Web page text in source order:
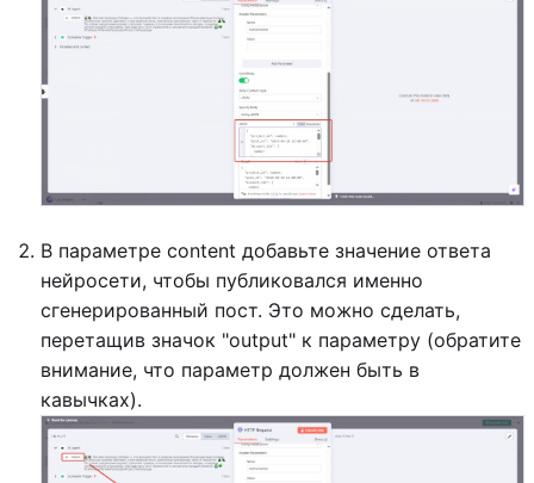
В параметре content добавьте значение ответа
нейросети, чтобы публиковался именно
сгенерированный пост. Это можно сделать,
перетащив значок "output" к параметру (обратите
внимание, что параметр должен быть в
кавычках).